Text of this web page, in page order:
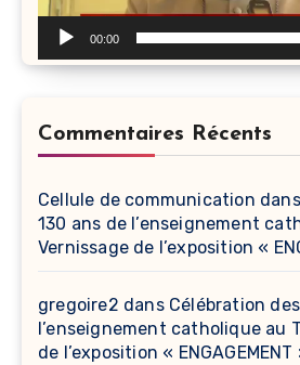
00:00
Commentaires Récents
Cellule de communication dans
130 ans de l’enseignement
Vernissage de l’exposition «
gregoire2 dans Célébration
l’enseignement catholique au
de l’exposition « ENGAGEMENT